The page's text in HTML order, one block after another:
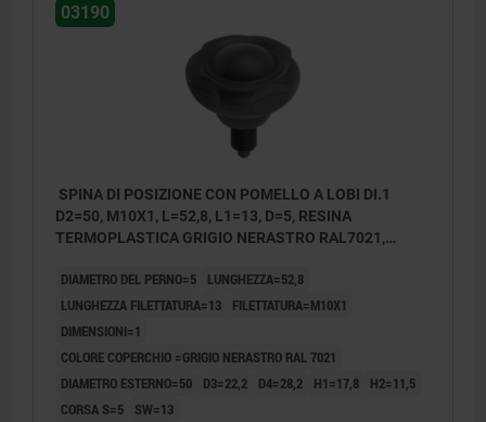
03190
SPINA DI POSIZIONE CON POMELLO A LOBI DI.1
D2=50, M10X1, L=52,8, L1=13, D=5, RESINA
TERMOPLASTICA GRIGIO NERASTRO RAL7021,
COP.:GRIGIO NERAST. RAL7021
DIAMETRO DEL PERNO=5
LUNGHEZZA=52,8
LUNGHEZZA FILETTATURA=13
FILETTATURA=M10X1
DIMENSIONI=1
COLORE COPERCHIO =GRIGIO NERASTRO RAL 7021
DIAMETRO ESTERNO=50
D3=22,2 D4=28,2 H1=17,8
H2=11,5
CORSA S=5
SW=13